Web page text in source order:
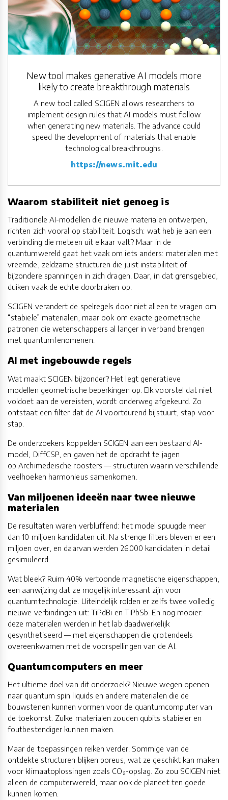
New tool makes generative AI models more
likely to create breakthrough materials
A new tool called SCIGEN allows researchers to
implement design rules that AI models must follow
when generating new materials. The advance could
speed the development of materials that enable
technological breakthroughs.
https://news.mit.edu
Waarom stabiliteit niet genoeg is
Traditionele AI-modellen die nieuwe materialen ontwerpen,
richten zich vooral op stabiliteit. Logisch: wat heb je aan een
verbinding die meteen uit elkaar valt? Maar in de
quantumwereld gaat het vaak om iets anders: materialen met
vreemde, zeldzame structuren die juist instabiliteit of
bijzondere spanningen in zich dragen. Daar, in dat grensgebied,
duiken vaak de echte doorbraken op.
SCIGEN verandert de spelregels door niet alleen te vragen om
“stabiele” materialen, maar ook om exacte geometrische
patronen die wetenschappers al langer in verband brengen
met quantumfenomenen.
AI met ingebouwde regels
Wat maakt SCIGEN bijzonder? Het legt generatieve
modellen geometrische beperkingen op. Elk voorstel dat niet
voldoet aan de vereisten, wordt onderweg afgekeurd. Zo
ontstaat een filter dat de AI voortdurend bijstuurt, stap voor
stap.
De onderzoekers koppelden SCIGEN aan een bestaand AI-
model, DiffCSP, en gaven het de opdracht te jagen
op Archimedeïsche roosters — structuren waarin verschillende
veelhoeken harmonieus samenkomen.
Van miljoenen ideeën naar twee nieuwe
materialen
De resultaten waren verbluffend: het model spuugde meer
dan 10 miljoen kandidaten uit. Na strenge filters bleven er een
miljoen over, en daarvan werden 26.000 kandidaten in detail
gesimuleerd.
Wat bleek? Ruim 40% vertoonde magnetische eigenschappen,
een aanwijzing dat ze mogelijk interessant zijn voor
quantumtechnologie. Uiteindelijk rolden er zelfs twee volledig
nieuwe verbindingen uit: TiPdBi en TiPbSb. En nog mooier:
deze materialen werden in het lab daadwerkelijk
gesynthetiseerd — met eigenschappen die grotendeels
overeenkwamen met de voorspellingen van de AI.
Quantumcomputers en meer
Het ultieme doel van dit onderzoek? Nieuwe wegen openen
naar quantum spin liquids en andere materialen die de
bouwstenen kunnen vormen voor de quantumcomputer van
de toekomst. Zulke materialen zouden qubits stabieler en
foutbestendiger kunnen maken.
Maar de toepassingen reiken verder. Sommige van de
ontdekte structuren blijken poreus, wat ze geschikt kan maken
voor klimaatoplossingen zoals CO₂-opslag. Zo zou SCIGEN niet
alleen de computerwereld, maar ook de planeet ten goede
kunnen komen.